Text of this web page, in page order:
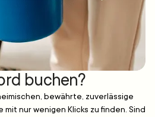
buchen?
bewährte, zuverlässige
nur wenigen Klicks zu finden. Sind